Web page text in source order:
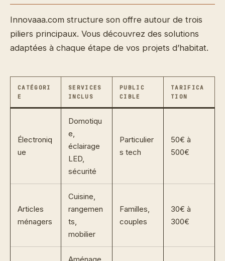
Innovaaa.com structure son offre autour de trois
piliers principaux. Vous découvrez des solutions
adaptées à chaque étape de vos projets d’habitat.
CATÉGORI
E
SERVICES
INCLUS
PUBLIC
CIBLE
TARIFICA
TION
Électroniq
ue
Domotiqu
e,
éclairage
LED,
sécurité
Particulier
s tech
50€ à
500€
Articles
ménagers
Cuisine,
rangemen
ts,
mobilier
Familles,
couples
30€ à
300€